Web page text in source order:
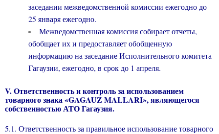
заседании межведомственной комиссии ежегодно до
25 января ежегодно.
Межведомственная комиссия собирает отчеты,
обобщает их и предоставляет обобщенную
информацию на заседание Исполнительного комитета
Гагаузии, ежегодно, в срок до 1 апреля.
V. Ответственность и контроль за использованием
товарного знака «GAGAUZ MALLARI», являющегося
собственностью АТО Гагаузия.
5.1. Ответственность за правильное использование товарного